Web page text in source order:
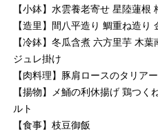
【小鉢】水雲養老寄せ 星陸蓮根
【造里】間八平造り 鯛重ね造
【冷鉢】冬瓜含煮 六方里芋 木
ジュレ掛け
【肉料理】豚肩ロースのタリア
【揚物】メ鯒の利休揚げ 鶏つく
ルト
【食事】枝豆御飯